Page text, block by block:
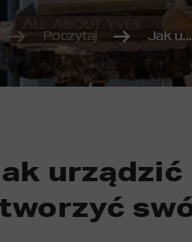
Poczytaj Jak u...
urządzić